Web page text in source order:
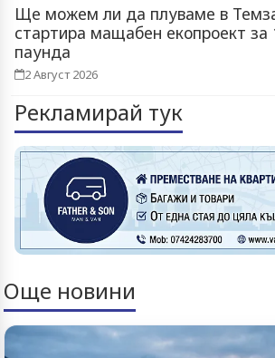
Ще можем ли да плуваме в
стартира мащабен екопроект за
паунда
2 Август 2026
Рекламирай тук
Още новини